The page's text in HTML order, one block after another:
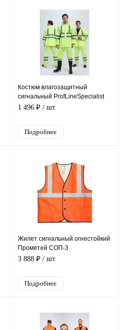
Костюм влагозащитный
сигнальный ProfLineSpecialist
СОП (ПВХ,210), желтый
1 496 ₽ / шт
Подробнее
Жилет сигнальный огнестойкий
Прометей СОП-3
(тк.Полиэфир,250) тип-2,
3 888 ₽ / шт
Подробнее